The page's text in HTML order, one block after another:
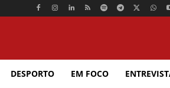
DESPORTO EM FOCO